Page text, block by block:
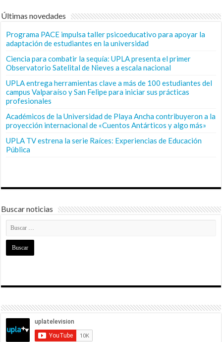
Últimas novedades
Programa PACE impulsa taller psicoeducativo para apoyar la
adaptación de estudiantes en la universidad
Ciencia para combatir la sequía: UPLA presenta el primer
Observatorio Satelital de Nieves a escala nacional
UPLA entrega herramientas clave a más de 100 estudiantes del
campus Valparaíso y San Felipe para iniciar sus prácticas
profesionales
Académicos de la Universidad de Playa Ancha contribuyeron a la
proyección internacional de «Cuentos Antárticos y algo más»
UPLA TV estrena la serie Raíces: Experiencias de Educación
Pública
Buscar noticias